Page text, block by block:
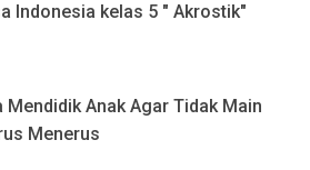
Indonesia kelas 5 " Akrostik"
Mendidik Anak Agar Tidak Main
Menerus